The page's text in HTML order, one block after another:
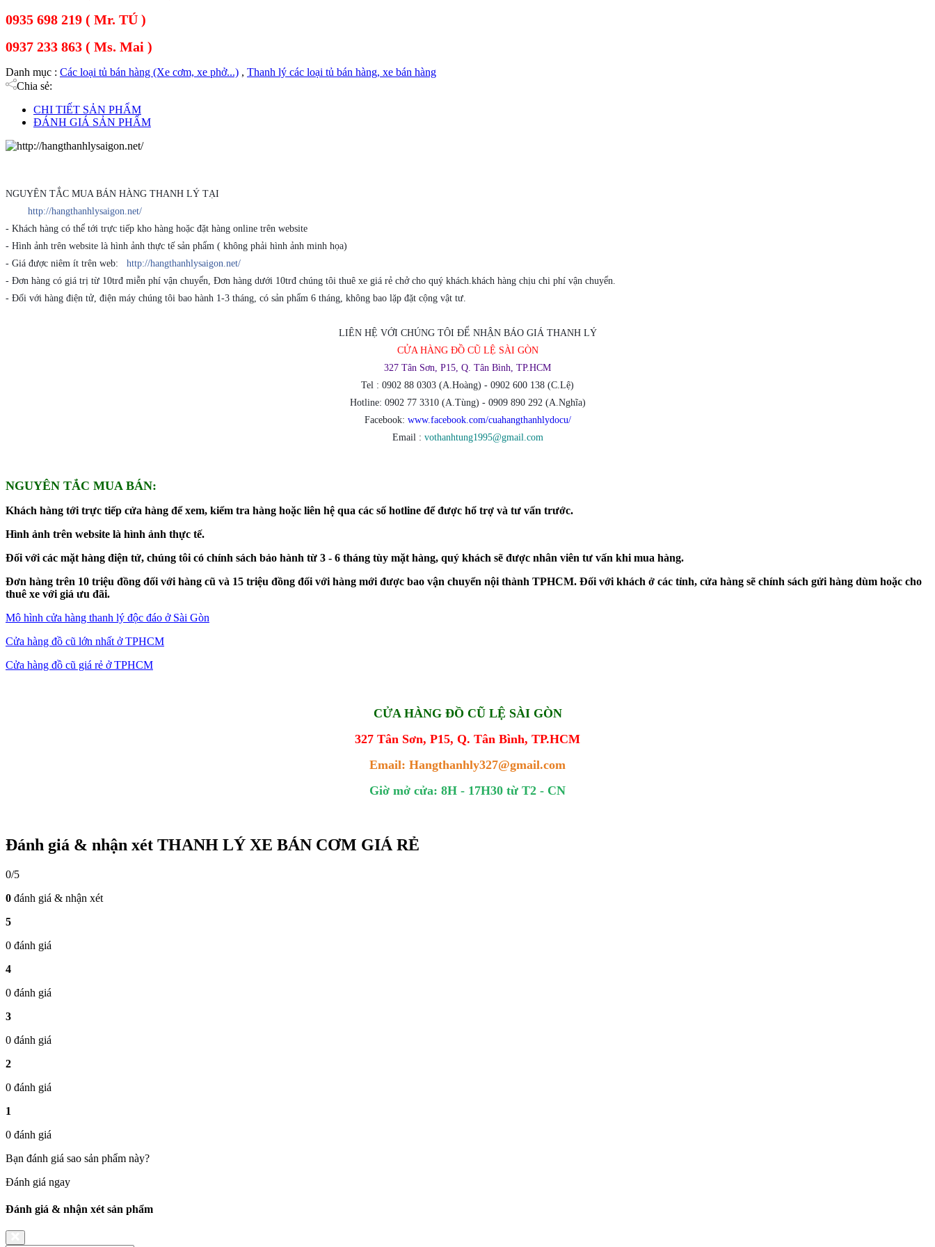
0935 698 219 ( Mr. TÚ )
0937 233 863 ( Ms. Mai )
Danh mục : Các loại tủ bán hàng (Xe cơm, xe phở...) , Thanh lý các loại tủ bán hàng, xe bán hàng
Chia sẻ:
CHI TIẾT SẢN PHẨM
ĐÁNH GIÁ SẢN PHẨM
NGUYÊN TẮC MUA BÁN HÀNG THANH LÝ TẠI
http://hangthanhlysaigon.net/
- Khách hàng có thể tới trực tiếp kho hàng hoặc đặt hàng online trên website
- Hình ảnh trên website là hình ảnh thực tế sản phẩm ( không phải hình ảnh minh họa)
- Giá được niêm ít trên web:
http://hangthanhlysaigon.net/
- Đơn hàng có giá trị từ 10trđ miễn phí vận chuyển, Đơn hàng dưới 10trđ chúng tôi thuê xe giá rẻ chở cho quý khách.khách hàng chịu chi phí vận chuyển.
- Đối với hàng điện tử, điện máy chúng tôi bao hành 1-3 tháng, có sản phẩm 6 tháng, không bao lặp đặt cộng vật tư.
LIÊN HỆ VỚI CHÚNG TÔI ĐỂ NHẬN BÁO GIÁ THANH LÝ
CỬA HÀNG ĐỒ CŨ LỆ SÀI GÒN
327 Tân Sơn, P15, Q. Tân Bình, TP.HCM
Tel : 0902 88 0303 (A.Hoàng) - 0902 600 138 (C.Lệ)
Hotline: 0902 77 3310 (A.Tùng) - 0909 890 292 (A.Nghĩa)
Facebook: www.facebook.com/cuahangthanhlydocu/
Email : vothanhtung1995@gmail.com
NGUYÊN TẮC MUA BÁN:
Khách hàng tới trực tiếp cửa hàng để xem, kiểm tra hàng hoặc liên hệ qua các số hotline để được hổ trợ và tư vấn trước.
Hình ảnh trên website là hình ảnh thực tế.
Đối với các mặt hàng điện tử, chúng tôi có chính sách bảo hành từ 3 - 6 tháng tùy mặt hàng, quý khách sẽ được nhân viên tư vấn khi mua hàng.
Đơn hàng trên 10 triệu đồng đối với hàng cũ và 15 triệu đồng đối với hàng mới được bao vận chuyển nội thành TPHCM. Đối với khách ở các tỉnh, cửa hàng sẽ chính sách gửi hàng dùm hoặc cho
thuê xe với giá ưu đãi.
Mô hình cửa hàng thanh lý độc đáo ở Sài Gòn
Cửa hàng đồ cũ lớn nhất ở TPHCM
Cửa hàng đồ cũ giá rẻ ở TPHCM
CỬA HÀNG ĐỒ CŨ LỆ SÀI GÒN
327 Tân Sơn, P15, Q. Tân Bình, TP.HCM
Email: Hangthanhly327@gmail.com
Giờ mở cửa: 8H - 17H30 từ T2 - CN
Đánh giá & nhận xét THANH LÝ XE BÁN CƠM GIÁ RẺ
0/5
0 đánh giá & nhận xét
5
0 đánh giá
4
0 đánh giá
3
0 đánh giá
2
0 đánh giá
1
0 đánh giá
Bạn đánh giá sao sản phẩm này?
Đánh giá ngay
Đánh giá & nhận xét sản phẩm